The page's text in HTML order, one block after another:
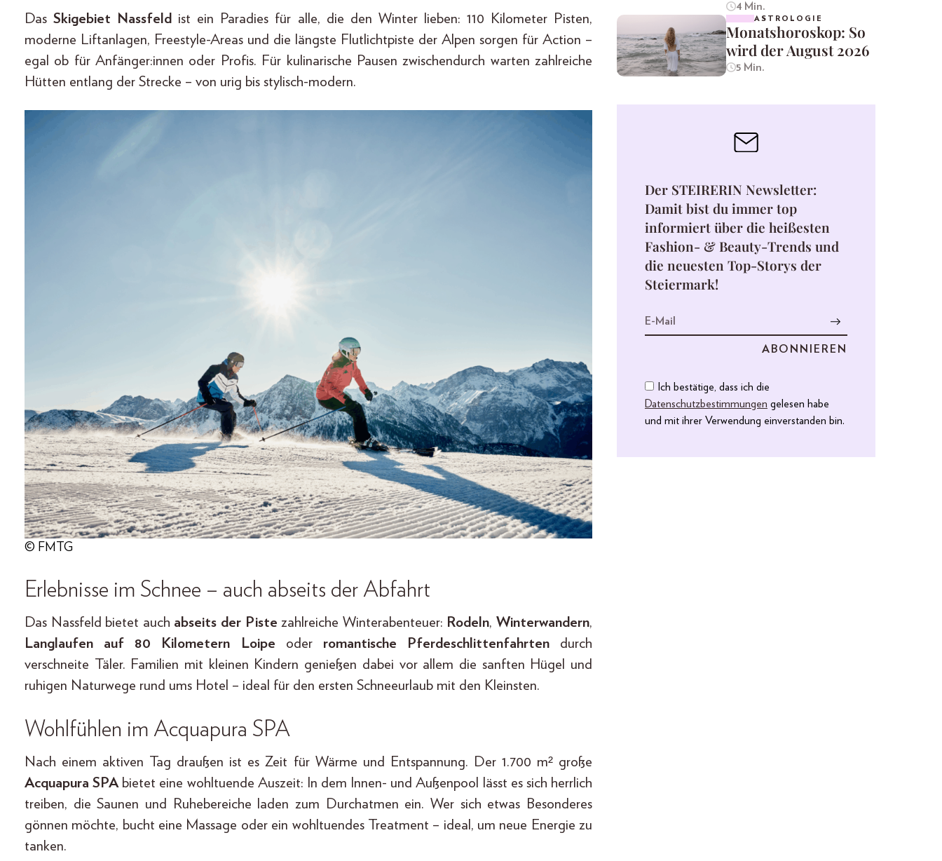
DasSkigebiet Nassfeld
ist ein Paradies für alle, die den Winter lieben: 110 Kilometer Pisten,
moderne Liftanlagen, Freestyle-Areas und die längste Flutlichtpiste der Alpen sorgen für Action –
egal ob für Anfänger:innen oder Profis. Für kulinarische Pausen zwischendurch warten zahlreiche
Hütten entlang der Strecke – von urig bis stylisch-modern.
© FMTG
Erlebnisse im Schnee – auch abseits der Abfahrt
Das Nassfeld bietet auch abseits der Piste zahlreiche Winterabenteuer: Rodeln,Winterwandern,
Langlaufen auf 80 Kilometern Loipe oder romantische Pferdeschlittenfahrtendurch
verschneite Täler. Familien mit kleinen Kindern genießen dabei vor allem die sanften Hügel und
ruhigen Naturwege rund ums Hotel – ideal für den ersten Schneeurlaub mit den Kleinsten.
Wohlfühlen im Acquapura SPA
Nach einem aktiven Tag draußen ist es Zeit für Wärme und Entspannung. Der 1.700 m² große
Acquapura SPA bietet eine wohltuende Auszeit: In dem Innen- und Außenpool lässt es sich herrlich
treiben, die Saunen und Ruhebereiche laden zum Durchatmen ein. Wer sich etwas Besonderes
gönnen möchte, bucht eine Massage oder ein wohltuendes Treatment – ideal, um neue Energie zu
tanken.
4 Min.
ASTROLOGIE
Monatshoroskop: So
wird der August 2026
5 Min.
Der STEIRERIN Newsletter:
Damit bist du immer top
informiert über die heißesten
Fashion- & Beauty-Trends und
die neuesten Top-Storys der
Steiermark!
Ich bestätige, dass ich die
Datenschutzbestimmungen gelesen habe
und mit ihrer Verwendung einverstanden bin.